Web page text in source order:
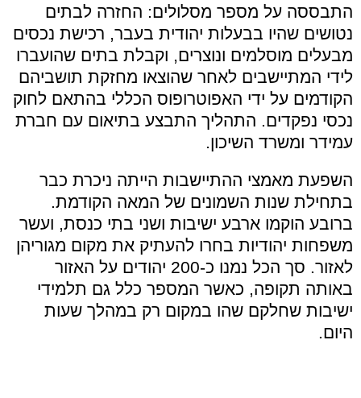
התבססה על מספר מסלולים: החזרה לבתים
נטושים שהיו בבעלות יהודית בעבר, רכישת נכסים
מבעלים מוסלמים ונוצרים, וקבלת בתים שהועברו
לידי המתיישבים לאחר שהוצאו מחזקת תושביהם
הקודמים על ידי האפוטרופוס הכללי בהתאם לחוק
נכסי נפקדים. התהליך התבצע בתיאום עם חברת
עמידר ומשרד השיכון.
השפעת מאמצי ההתיישבות הייתה ניכרת כבר
בתחילת שנות השמונים של המאה הקודמת.
ברובע הוקמו ארבע ישיבות ושני בתי כנסת, ועשר
משפחות יהודיות בחרו להעתיק את מקום מגוריהן
לאזור. סך הכל נמנו כ-200 יהודים על האזור
באותה תקופה, כאשר המספר כלל גם תלמידי
ישיבות שחלקם שהו במקום רק במהלך שעות
היום.